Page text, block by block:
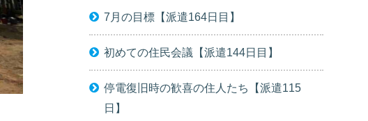
7月の目標【派遣164日目】
初めての住民会議【派遣144日目】
停電復旧時の歓喜の住人たち【派遣115
日】